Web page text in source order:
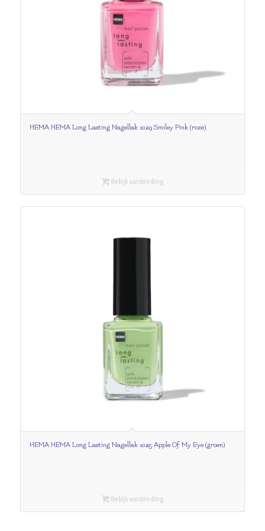
HEMA HEMA Long Lasting Nagellak 1029 Smiley Pink (roze)
Bekijk aanbieding
HEMA HEMA Long Lasting Nagellak 1025 Apple Of My Eye (groen)
Bekijk aanbieding